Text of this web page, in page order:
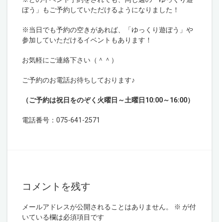
ぼう」もご予約していただけるようになりました！
※当日でも予約の空きがあれば、「ゆっくり遊ぼう」や
参加していただけるイベントもあります！
お気軽にご連絡下さい（＾＾）
ご予約のお電話お待ちしております♪
（ご予約は祝日をのぞく火曜日～土曜日10:00～16:00）
電話番号：075-641-2571
コメントを残す
メールアドレスが公開されることはありません。 ※ が付
いている欄は必須項目です